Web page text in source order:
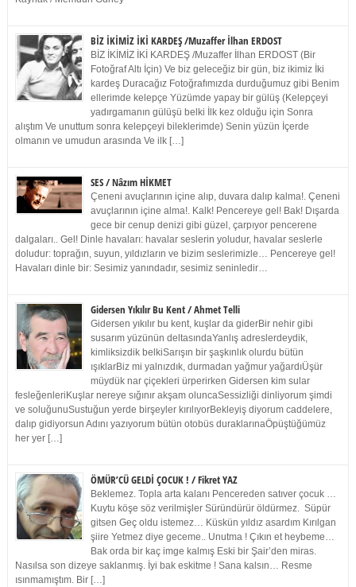
BİZ İKİMİZ İKİ KARDEŞ /Muzaffer İlhan ERDOST
BİZ İKİMİZ İKİ KARDEŞ /Muzaffer İlhan ERDOST (Bir
Fotoğraf Altı İçin) Ve biz geleceğiz bir gün, biz ikimiz İki
kardeş Duracağız Fotoğrafımızda durduğumuz gibi Benim
ellerimde kelepçe Yüzümde yapay bir gülüş (Kelepçeyi
yadırgamanın gülüşü belki İlk kez olduğu için Sonra
alıştım Ve unuttum sonra kelepçeyi bileklerimde) Senin yüzün İçerde
olmanın ve umudun arasında Ve ilk […]
SES / Nâzım HİKMET
Çeneni avuçlarının içine alıp, duvara dalıp kalma!. Çeneni
avuçlarının içine alma!. Kalk! Pencereye gel! Bak! Dışarda
gece bir cenup denizi gibi güzel, çarpıyor pencerene
dalgaları.. Gel! Dinle havaları: havalar seslerin yoludur, havalar seslerle
doludur: toprağın, suyun, yıldızların ve bizim seslerimizle… Pencereye gel!
Havaları dinle bir: Sesimiz yanındadır, sesimiz seninledir…
Gidersen Yıkılır Bu Kent / Ahmet Telli
Gidersen yıkılır bu kent, kuşlar da giderBir nehir gibi
susarım yüzünün deltasındaYanlış adreslerdeydik,
kimliksizdik belkiSarışın bir şaşkınlık olurdu bütün
ışıklarBiz mi yalnızdık, durmadan yağmur yağardıÜşür
müydük nar çiçekleri ürperirken Gidersen kim sular
fesleğenleriKuşlar nereye sığınır akşam oluncaSessizliği dinliyorum şimdi
ve soluğunuSustuğun yerde birşeyler kırılıyorBekleyiş diyorum caddelere,
dalıp gidiyorsun Adını yazıyorum bütün otobüs duraklarınaÖpüştüğümüz
her yer […]
ÖMÜR’CÜ GELDİ ÇOCUK ! / Fikret YAZ
Beklemez. Topla arta kalanı Pencereden satıver çocuk …
Kuytu köşe söz verilmişler Süründürür öldürmez. Süpür
gitsen Geç oldu istemez… Küskün yıldız asardım Kırılgan
şiire Yetmez diye geceme.. Unutma ! Çıkın et heybeme…
Bak orda bir kaç imge kalmış Eski bir Şair’den miras.
Nasılsa son dizeye saklanmış. İyi bak eskitme ! Sana kalsın… Resme
ısınmamıştım. Bir […]